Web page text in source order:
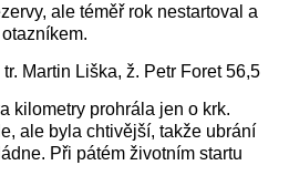
ale téměř rok nestartoval a
tr. Martin Liška, ž. Petr Foret 56,5
kilometry prohrála jen o krk.
ale byla chtivější, takže ubrání
Při pátém životním startu